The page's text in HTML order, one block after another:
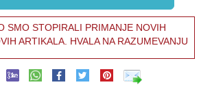
SMO STOPIRALI PRIMANJE NOVIH
ARTIKALA. HVALA NA RAZUMEVANJU